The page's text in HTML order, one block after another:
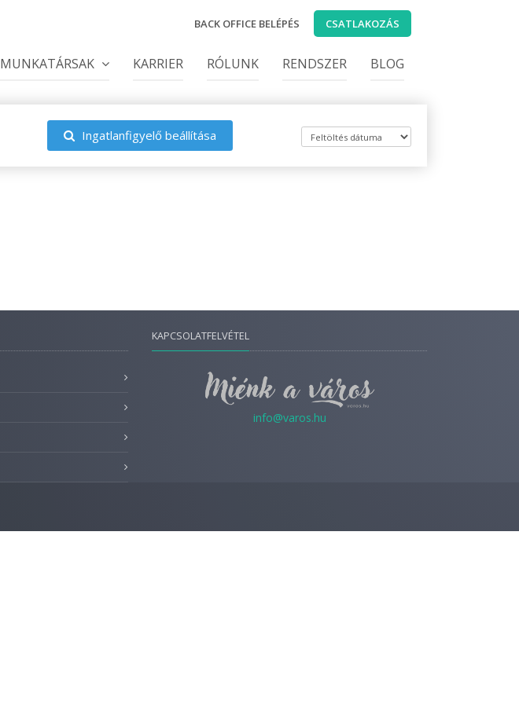
BACK OFFICE BELÉPÉS CSATLAKOZÁS
MUNKATÁRSAK KARRIER RÓLUNK RENDSZER BLOG
Ingatlanfigyelő beállítása
KAPCSOLATFELVÉTEL
info@varos.hu